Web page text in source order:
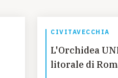
CIVITAVECCHIA
L'Orchidea
litorale di